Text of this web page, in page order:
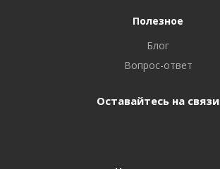
Полезное
Блог
Вопрос-ответ
Оставайтесь на связи